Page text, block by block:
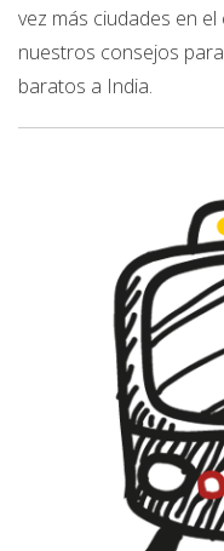
vez más ciudades en
nuestros consejos
baratos a India.